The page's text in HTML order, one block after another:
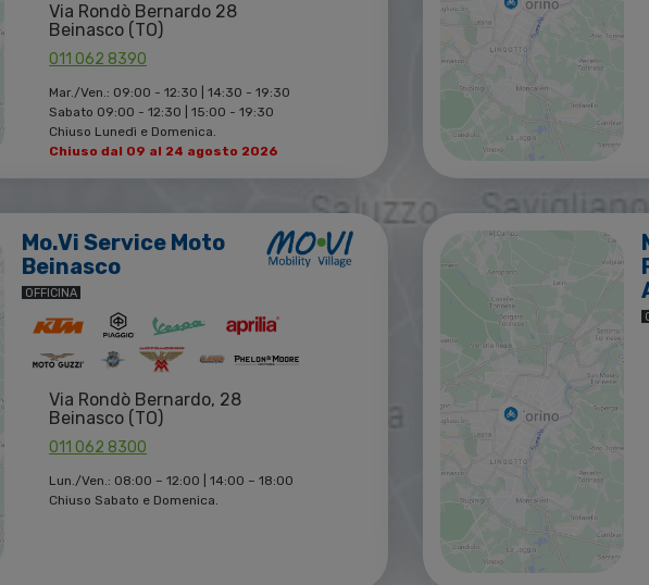
Via Rondò Bernardo 28
Beinasco (TO)
011 062 8390
Mar./Ven.: 09:00 - 12:30 | 14:30 - 19:30
Sabato 09:00 - 12:30 | 15:00 - 19:30
Chiuso Lunedì e Domenica.
Chiuso dal 09 al 24 agosto 2026
Mo.Vi Service Moto
Beinasco
OFFICINA
Via Rondò Bernardo, 28
Beinasco (TO)
011 062 8300
Lun./Ven.: 08:00 – 12:00 | 14:00 – 18:00
Chiuso Sabato e Domenica.